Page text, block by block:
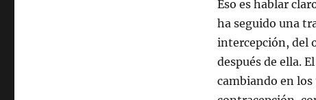
Eso es hablar
ha seguido una
intercepción, del
después de ella.
cambiando en los